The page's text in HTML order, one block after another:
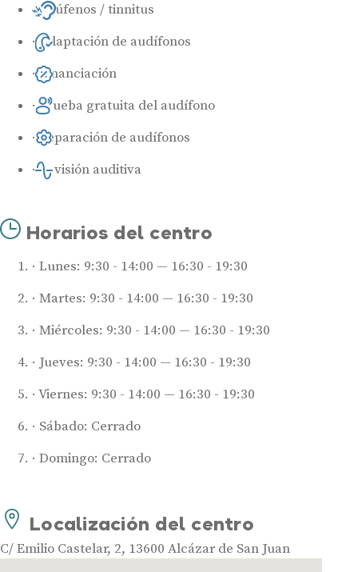
Acúfenos / tinnitus
Adaptación de audífonos
Financiación
Prueba gratuita del audífono
Reparación de audífonos
Revisión auditiva
Horarios del centro
Lunes: 9:30 - 14:00 — 16:30 - 19:30
Martes: 9:30 - 14:00 — 16:30 - 19:30
Miércoles: 9:30 - 14:00 — 16:30 - 19:30
Jueves: 9:30 - 14:00 — 16:30 - 19:30
Viernes: 9:30 - 14:00 — 16:30 - 19:30
Sábado: Cerrado
Domingo: Cerrado
Localización del centro
C/ Emilio Castelar, 2, 13600 Alcázar de San Juan
Audífonos
Mejores marcas de audífonos
Audífonos bluetooth
Audífonos potentes